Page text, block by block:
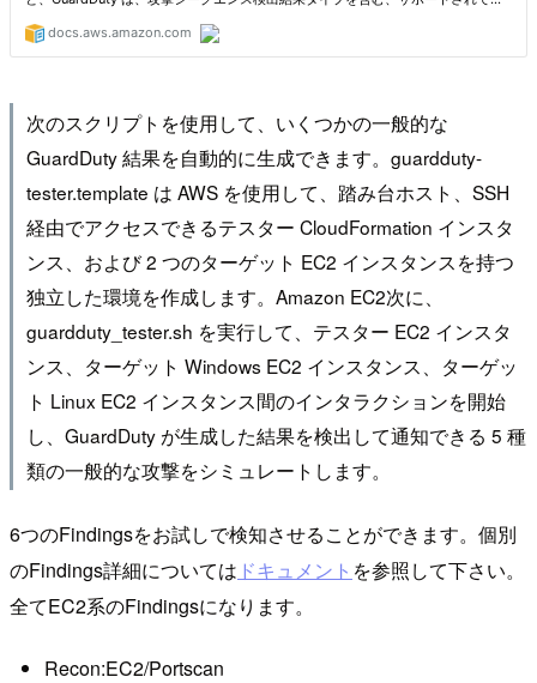
次のスクリプトを使用して、いくつかの一般的な
GuardDuty 結果を自動的に生成できます。guardduty-
tester.template は AWS を使用して、踏み台ホスト、SSH
経由でアクセスできるテスター CloudFormation インスタ
ンス、および 2 つのターゲット EC2 インスタンスを持つ
独立した環境を作成します。Amazon EC2次に、
guardduty_tester.sh を実行して、テスター EC2 インスタ
ンス、ターゲット Windows EC2 インスタンス、ターゲッ
ト Linux EC2 インスタンス間のインタラクションを開始
し、GuardDuty が生成した結果を検出して通知できる 5 種
類の一般的な攻撃をシミュレートします。
6つのFindingsをお試しで検知させることができます。個別
のFindings詳細については ドキュメント を参照して下さい。
全てEC2系のFindingsになります。
Recon:EC2/Portscan